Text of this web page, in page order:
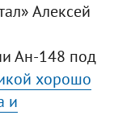
Алексей
Ан-148 под
хорошо
и